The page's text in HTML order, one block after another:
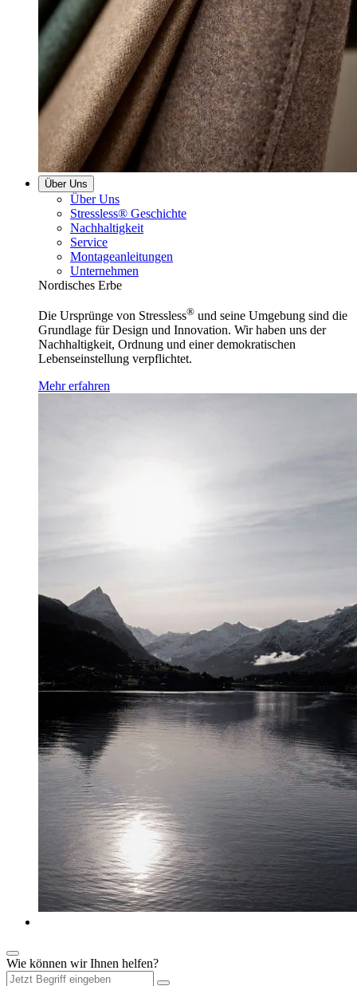
Über Uns
Über Uns
Stressless® Geschichte
Nachhaltigkeit
Service
Montageanleitungen
Unternehmen
Nordisches Erbe
Die Ursprünge von Stressless® und seine Umgebung sind die
Grundlage für Design und Innovation. Wir haben uns der
Nachhaltigkeit, Ordnung und einer demokratischen
Lebenseinstellung verpflichtet.
Mehr erfahren
Wie können wir Ihnen helfen?